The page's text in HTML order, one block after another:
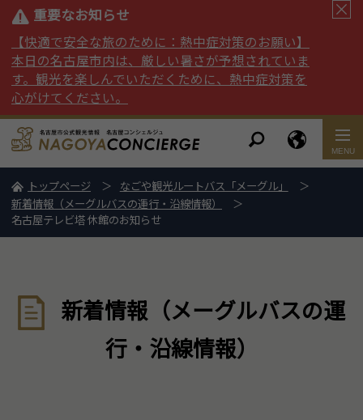
重要なお知らせ
【快適で安全な旅のために：熱中症対策のお願い】
本日の名古屋市内は、厳しい暑さが予想されていま
す。観光を楽しんでいただくために、熱中症対策を
心がけてください。
トップページ
なごや観光ルートバス「メーグル」
新着情報（メーグルバスの運行・沿線情報）
名古屋テレビ塔 休館のお知らせ
新着情報（メーグルバスの運
行・沿線情報）